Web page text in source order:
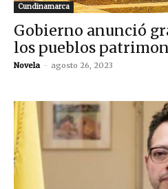
Cundinamarca
Gobierno anunció
los pueblos
Novela - agosto 26, 2023